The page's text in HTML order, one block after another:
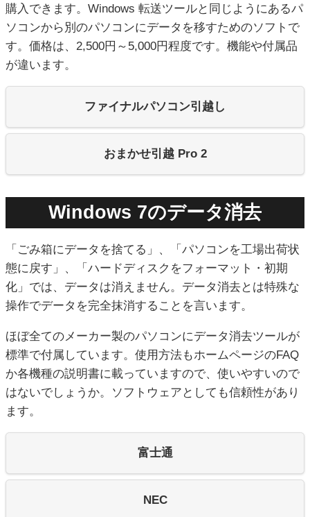
購入できます。Windows 転送ツールと同じようにあるパ
ソコンから別のパソコンにデータを移すためのソフトで
す。価格は、2,500円～5,000円程度です。機能や付属品
が違います。
ファイナルパソコン引越し
おまかせ引越 Pro 2
Windows 7のデータ消去
「ごみ箱にデータを捨てる」、「パソコンを工場出荷状
態に戻す」、「ハードディスクをフォーマット・初期
化」では、データは消えません。データ消去とは特殊な
操作でデータを完全抹消することを言います。
ほぼ全てのメーカー製のパソコンにデータ消去ツールが
標準で付属しています。使用方法もホームページのFAQ
か各機種の説明書に載っていますので、使いやすいので
はないでしょうか。ソフトウェアとしても信頼性があり
ます。
富士通
NEC